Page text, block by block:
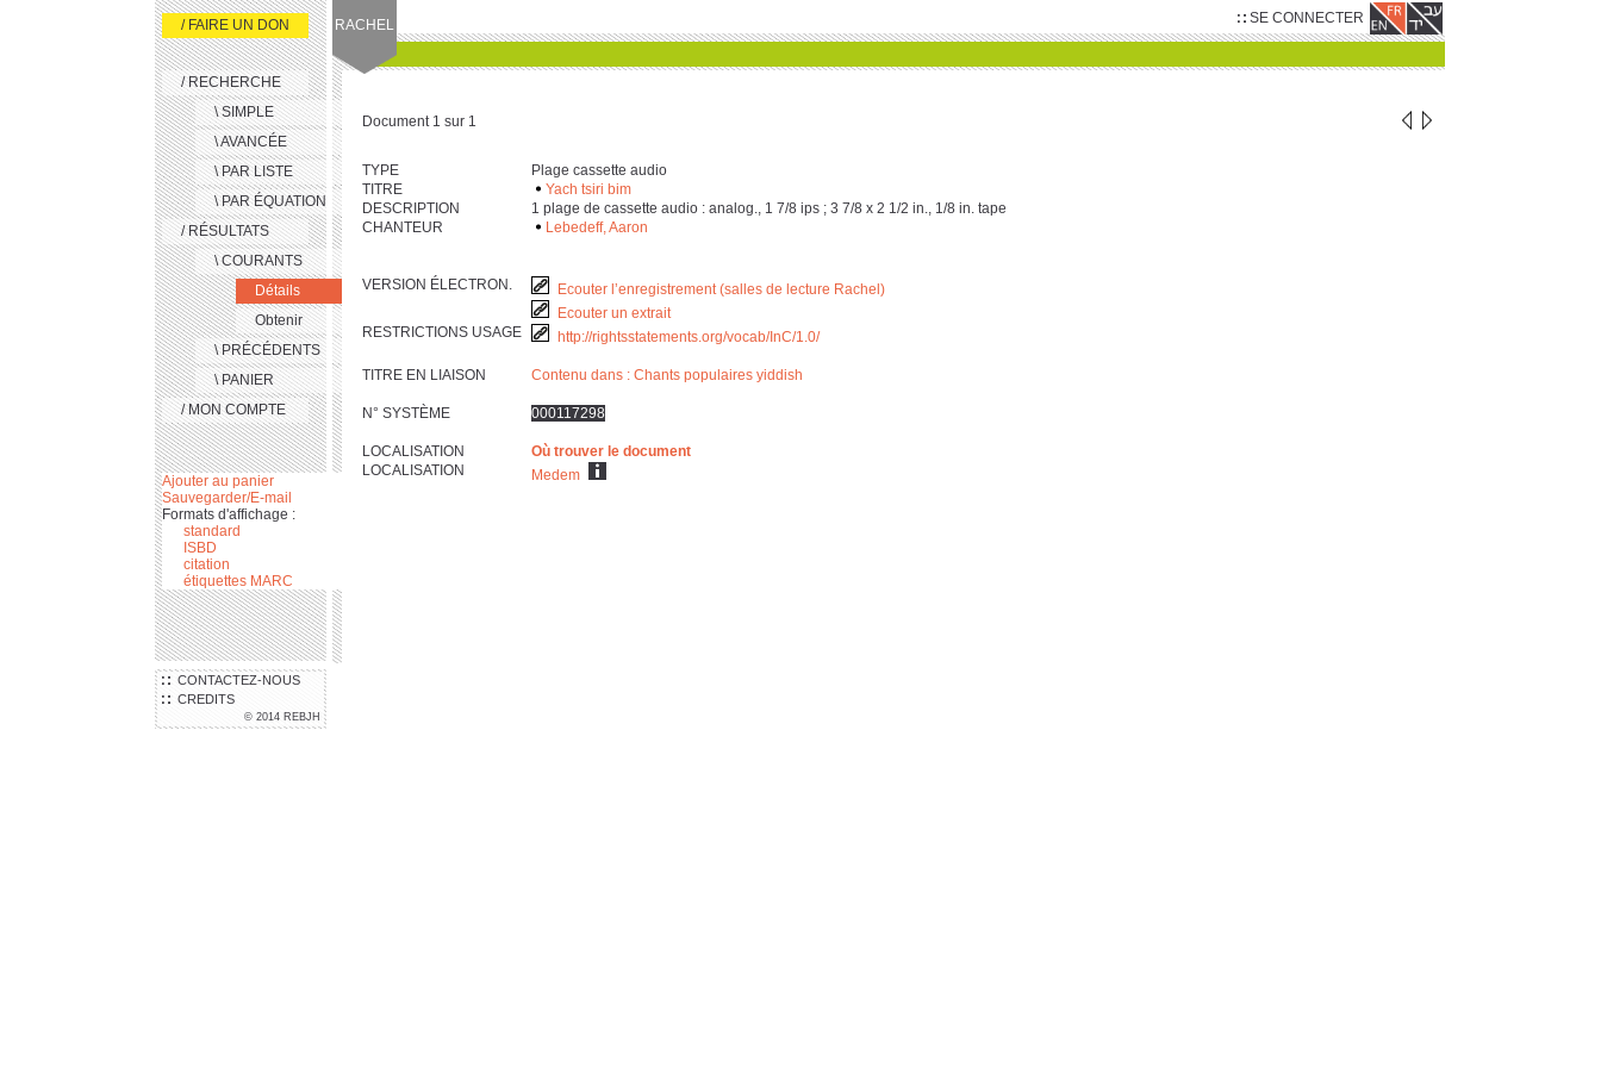
SE CONNECTER
RACHEL
CONTACTEZ-NOUS
CREDITS
© 2014 REBJH
/ FAIRE UN DON
/ RECHERCHE
\ SIMPLE
\ AVANCÉE
\ PAR LISTE
\ PAR ÉQUATION
/ RÉSULTATS
\ COURANTS
Détails
Obtenir
\ PRÉCÉDENTS
\ PANIER
/ MON COMPTE
Ajouter au panier
Sauvegarder/E-mail
Formats d'affichage :
standard
ISBD
citation
étiquettes MARC
Document 1 sur 1
TYPE
Plage cassette audio
TITRE
Yach tsiri bim
DESCRIPTION
‎1 plage de cassette audio : analog., ‎1 ‎7/‎8 ips ; ‎3 ‎7/‎8 x ‎2 ‎1/‎2 in., ‎1/‎8 in. tape
CHANTEUR
Lebedeff, Aaron
VERSION ÉLECTRON.
Ecouter l’enregistrement (salles de lecture Rachel)
Ecouter un extrait
RESTRICTIONS USAGE
http://rightsstatements.org/vocab/InC/1.0/
TITRE EN LIAISON Contenu dans : Chants populaires yiddish
N° SYSTÈME 000117298
LOCALISATION
Où trouver le document
LOCALISATION
Medem